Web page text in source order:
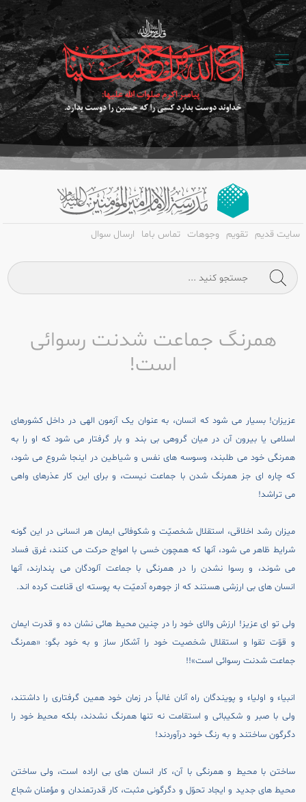
سایت قدیم تقویم وجوهات تماس باما ارسال سوال
همرنگ جماعت شدنت رسوائى
است!
عزيزان! بسيار مى شود که انسان، به عنوان يک آزمون الهى در داخل کشورهاى
اسلامى يا بيرون آن در ميان گروهى بى بند و بار گرفتار مى شود که او را به
همرنگى خود مى طلبند، وسوسه هاى نفس و شياطين در اينجا شروع مى شود،
که چاره اى جز همرنگ شدن با جماعت نيست، و براى اين کار عذرهاى واهى
مى تراشد!
ميزان رشد اخلاقى، استقلال شخصيّت و شکوفائى ايمان هر انسانى در اين گونه
شرايط ظاهر مى شود، آنها که همچون خسى با امواج حرکت مى کنند، غرق فساد
مى شوند، و رسوا نشدن را در همرنگى با جماعت آلودگان مى پندارند، آنها
انسان هاى بى ارزشى هستند که از جوهره آدميّت به پوسته اى قناعت کرده اند.
ولى تو اى عزيز! ارزش والاى خود را در چنين محيط هائى نشان ده و قدرت ايمان
و قوّت تقوا و استقلال شخصيت خود را آشکار ساز و به خود بگو: «همرنگ
جماعت شدنت رسوائى است»!!
انبياء و اولياء و پويندگان راه آنان غالباً در زمان خود همين گرفتارى را داشتند،
ولى با صبر و شکيبائى و استقامت نه تنها همرنگ نشدند، بلکه محيط خود را
دگرگون ساختند و به رنگ خود درآوردند!
ساختن با محيط و همرنگى با آن، کار انسان هاى بى اراده است، ولى ساختن
محيط هاى جديد و ايجاد تحوّل و دگرگونى مثبت، کار قدرتمندان و مؤمنان شجاع